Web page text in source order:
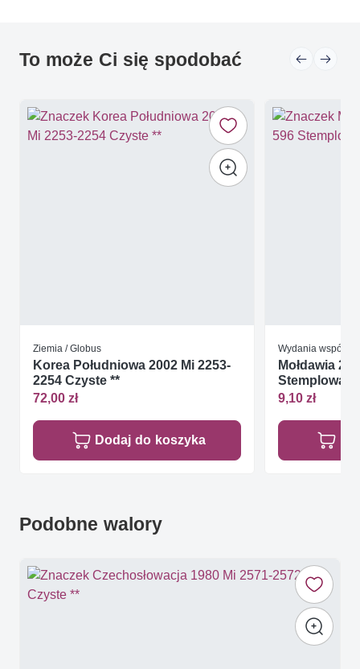
To może Ci się spodobać
Ziemia / Globus
Korea Południowa 2002 Mi 2253-
2254 Czyste **
72,00 zł
Dodaj do koszyka
Wydania wspólne
Mołdawia
9,10 zł
Podobne walory